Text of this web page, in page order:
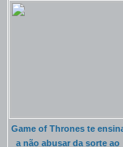
Game of Thrones te
a não abusar da sorte ao